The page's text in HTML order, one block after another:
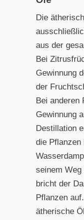
Die
aus der
Bei
Gewinnung
der
Bei anderen
Gewinnung
Destillation
die Pflanzen
seinem
bricht der
Pflanzen
ätherische